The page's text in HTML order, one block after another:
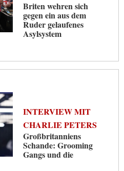
Briten wehren sich
gegen ein aus dem
Ruder gelaufenes
Asylsystem
INTERVIEW MIT
CHARLIE PETERS
Großbritanniens
Schande: Grooming
Gangs und die